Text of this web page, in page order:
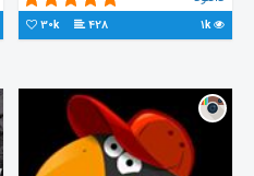
1k
428
30k